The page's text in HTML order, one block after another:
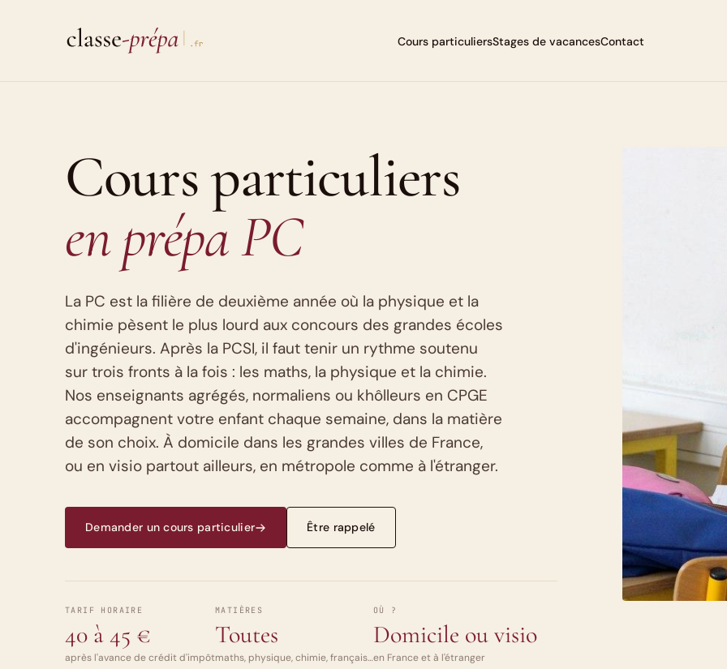
Cours particuliersStages de vacancesContact
Cours particuliers
en prépa PC
La PC est la filière de deuxième année où la physique et la
chimie pèsent le plus lourd aux concours des grandes écoles
d'ingénieurs. Après la PCSI, il faut tenir un rythme soutenu
sur trois fronts à la fois : les maths, la physique et la chimie.
Nos enseignants agrégés, normaliens ou khôlleurs en CPGE
accompagnent votre enfant chaque semaine, dans la matière
de son choix. À domicile dans les grandes villes de France,
ou en visio partout ailleurs, en métropole comme à l'étranger.
Demander un cours particulier Être rappelé
TARIF HORAIRE
40 à 45 €
après l'avance de crédit d'impôt
MATIÈRES
Toutes
maths, physique, chimie, français…
OÙ ?
Domicile ou visio
en France et à l'étranger